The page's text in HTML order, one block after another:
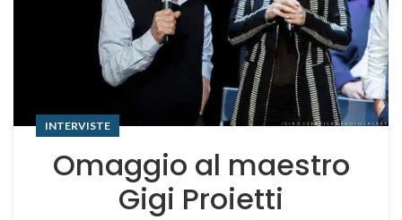
INTERVISTE
Omaggio al maestro
Gigi Proietti